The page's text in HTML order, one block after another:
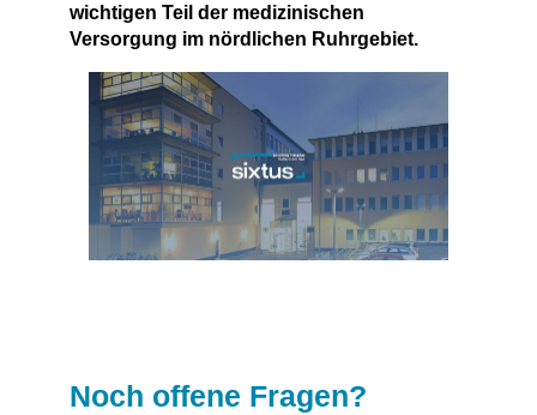
wichtigen Teil der medizinischen
Versorgung im nördlichen Ruhrgebiet.
Noch offene Fragen?